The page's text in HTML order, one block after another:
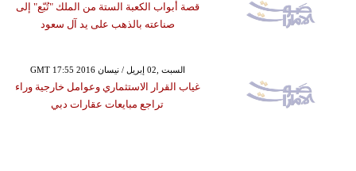
قصة أبواب الكعبة الستة من الملك "تُبّع" إلى
صناعته بالذهب على يد آل سعود
GMT 17:55 2016 السبت ,02 إبريل / نيسان
غياب القرار الاستثماري وعوامل خارجية وراء
تراجع مبايعات عقارات دبي